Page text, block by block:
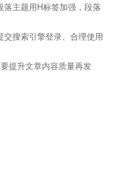
主题用H标签加强，段落
搜索引擎登录、合理使用
提升文章内容质量再发